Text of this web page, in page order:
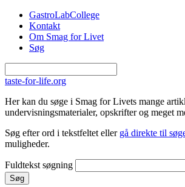
Gå til hovedindhold
GastroLabCollege
Kontakt
Om Smag for Livet
Søg
taste-for-life.org
Her kan du søge i Smag for Livets mange
undervisningsmaterialer, opskrifter og meget
Søg efter ord i tekstfeltet eller gå direkte til
muligheder.
Fuldtekst søgning